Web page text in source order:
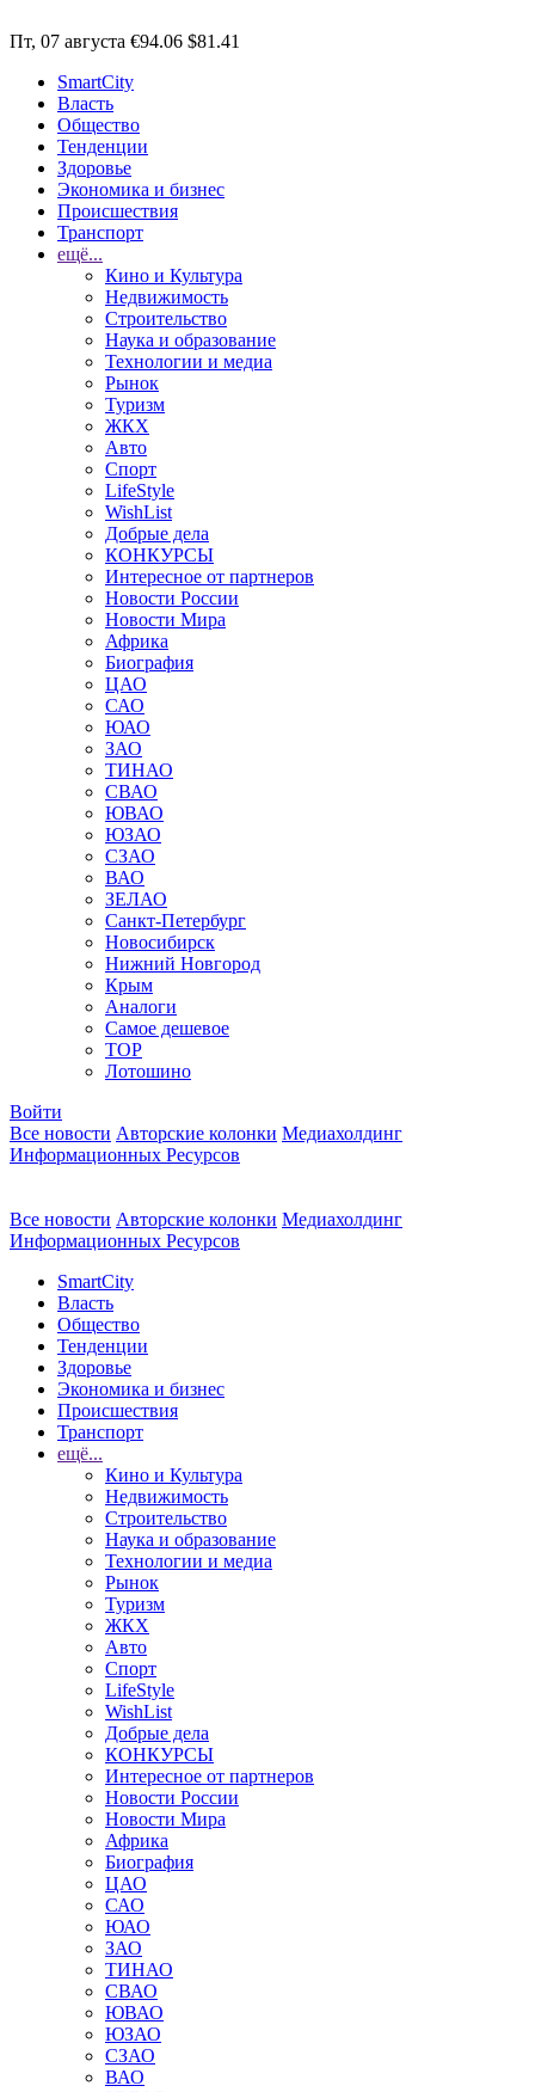
Пт, 07 августа €94.06 $81.41
SmartCity
Власть
Общество
Тенденции
Здоровье
Экономика и бизнес
Происшествия
Транспорт
ещё...
Кино и Культура
Недвижимость
Строительство
Наука и образование
Технологии и медиа
Рынок
Туризм
ЖКХ
Авто
Спорт
LifeStyle
WishList
Добрые дела
КОНКУРСЫ
Интересное от партнеров
Новости России
Новости Мира
Африка
Биография
ЦАО
САО
ЮАО
ЗАО
ТИНАО
СВАО
ЮВАО
ЮЗАО
СЗАО
ВАО
ЗЕЛАО
Санкт-Петербург
Новосибирск
Нижний Новгород
Крым
Аналоги
Самое дешевое
TOP
Лотошино
Войти
Все новости Авторские колонки Медиахолдинг
Информационных Ресурсов
Все новости Авторские колонки Медиахолдинг
Информационных Ресурсов
SmartCity
Власть
Общество
Тенденции
Здоровье
Экономика и бизнес
Происшествия
Транспорт
ещё...
Кино и Культура
Недвижимость
Строительство
Наука и образование
Технологии и медиа
Рынок
Туризм
ЖКХ
Авто
Спорт
LifeStyle
WishList
Добрые дела
КОНКУРСЫ
Интересное от партнеров
Новости России
Новости Мира
Африка
Биография
ЦАО
САО
ЮАО
ЗАО
ТИНАО
СВАО
ЮВАО
ЮЗАО
СЗАО
ВАО